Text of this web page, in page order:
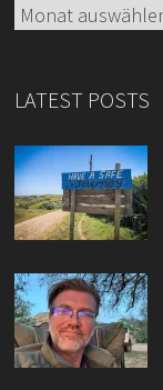
Archive
LATEST POSTS